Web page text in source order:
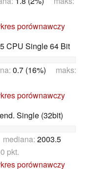
porównawczy
CPU Single 64 Bit
0.7 (16%) maks:
porównawczy
Single (32bit)
2003.5
pkt.
porównawczy